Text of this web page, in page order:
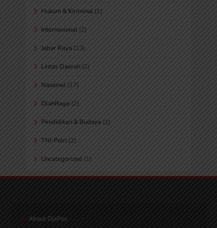
Hukum & Kiriminal (1)
Internasional (2)
Jabar Raya (13)
Lintas Daerah (2)
Nasional (17)
OlahRaga (2)
Pendidikan & Budaya (1)
TNI-Polri (2)
Uncategorized (1)
About DjaPos